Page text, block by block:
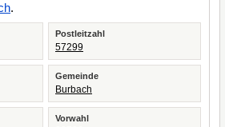
.
Postleitzahl
57299
Gemeinde
Burbach
Vorwahl